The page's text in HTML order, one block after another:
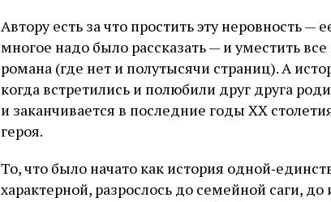
Автору есть за что простить эту неровность
многое надо было рассказать — и уместить
романа (где нет и полутысячи страниц). А
когда встретились и полюбили друг друга
и заканчивается в последние годы XX
героя.
То, что было начато как история
характерной, разрослось до семейной саги,